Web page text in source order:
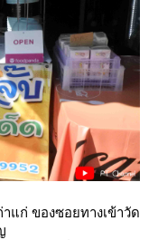
แก่ ของซอยทางเข้าวัด